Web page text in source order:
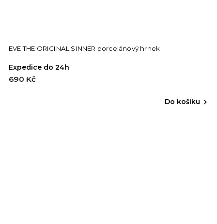
EVE THE ORIGINAL SINNER porcelánový hrnek
Expedice do 24h
690 Kč
Do košíku